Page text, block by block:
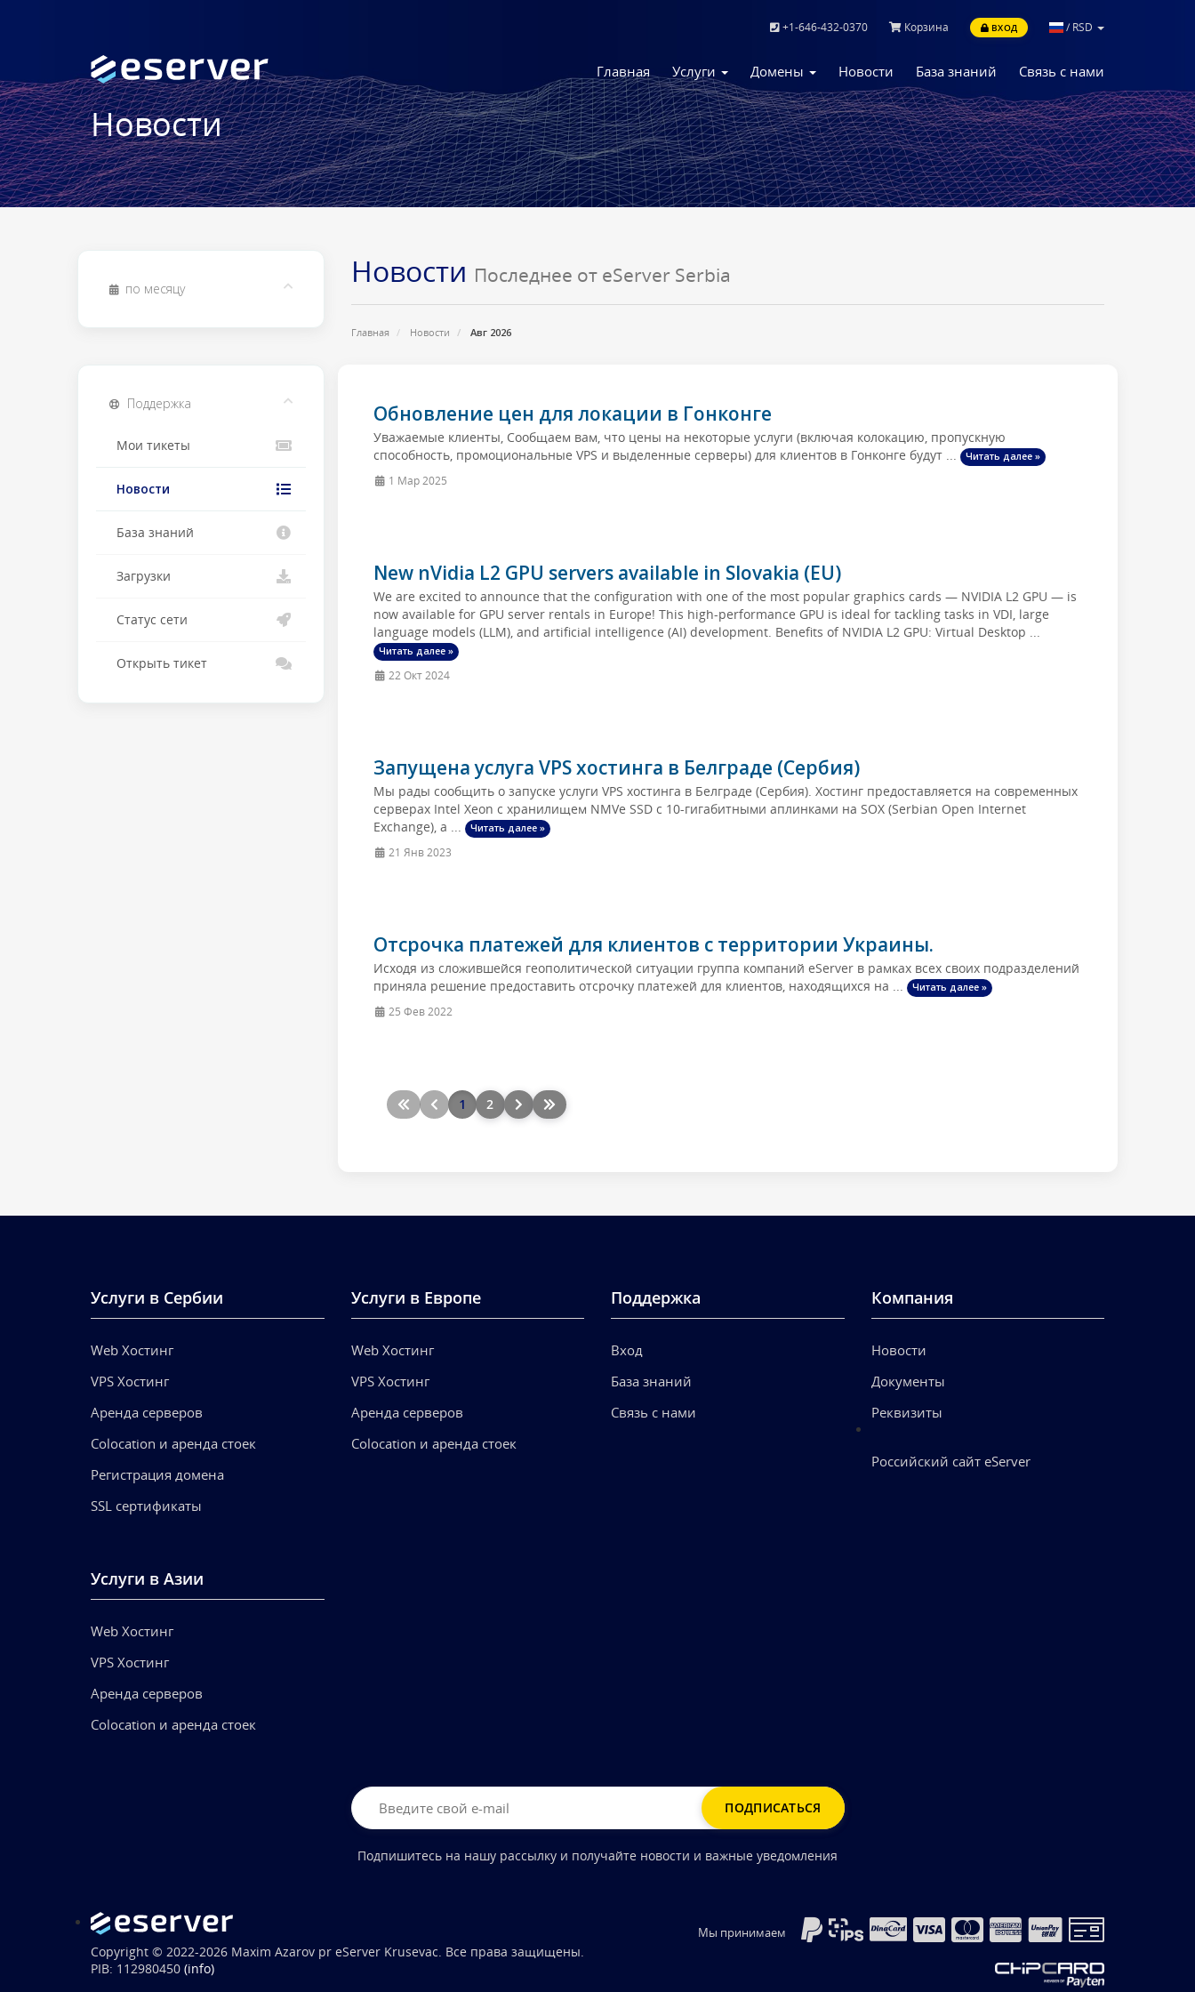
+1-646-432-0370 Корзина ВХОД / RSD
Главная Услуги Домены Новости База знаний Связь с нами
Новости
Новости Последнее от eServer Serbia
Главная Новости Авг 2026
по месяцу
Обновление цен для локации в Гонконге
Уважаемые клиенты, Сообщаем вам, что цены на некоторые услуги (включая колокацию, пропускную
способность, промоциональные VPS и выделенные серверы) для клиентов в Гонконге будут ...
Читать далее »
1 Мар 2025
New nVidia L2 GPU servers available in Slovakia (EU)
We are excited to announce that the configuration with one of the most popular graphics cards — NVIDIA L2 GPU — is
now available for GPU server rentals in Europe! This high-performance GPU is ideal for tackling tasks in VDI, large
language models (LLM), and artificial intelligence (AI) development. Benefits of NVIDIA L2 GPU: Virtual Desktop ...
Читать далее »
22 Окт 2024
Запущена услуга VPS хостинга в Белграде (Сербия)
Мы рады сообщить о запуске услуги VPS хостинга в Белграде (Сербия). Хостинг предоставляется на современных
серверах Intel Xeon с хранилищем NMVe SSD с 10-гигабитными аплинками на SOX (Serbian Open Internet
Exchange), а ...
Читать далее »
21 Янв 2023
Отсрочка платежей для клиентов с территории Украины.
Исходя из сложившейся геополитической ситуации группа компаний eServer в рамках всех своих подразделений
приняла решение предоставить отсрочку платежей для клиентов, находящихся на ...
Читать далее »
25 Фев 2022
1 2
Поддержка
Мои тикеты
Новости
База знаний
Загрузки
Статус сети
Открыть тикет
Услуги в Сербии
Web Хостинг
VPS Хостинг
Аренда серверов
Colocation и аренда стоек
Регистрация домена
SSL сертификаты
Услуги в Азии
Web Хостинг
VPS Хостинг
Аренда серверов
Colocation и аренда стоек
Услуги в Европе
Web Хостинг
VPS Хостинг
Аренда серверов
Colocation и аренда стоек
Поддержка
Вход
База знаний
Связь с нами
Компания
Новости
Документы
Реквизиты
Российский сайт eServer
Подпишитесь на нашу рассылку и получайте новости и важные уведомления
Copyright © 2022-2026 Maxim Azarov pr eServer Krusevac. Все права защищены.
PIB: 112980450 (info)
Мы принимаем